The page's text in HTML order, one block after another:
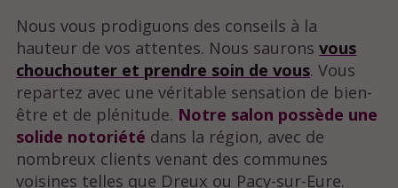
Nous vous prodiguons des conseils à la
hauteur de vos attentes. Nous sauronsvous
chouchouter et prendre soin de vous. Vous
repartez avec une véritable sensation de bien-
être et de plénitude. Notre salon possède une
solide notoriété dans la région, avec de
nombreux clients venant des communes
voisines telles que Dreux ou Pacy-sur-Eure.